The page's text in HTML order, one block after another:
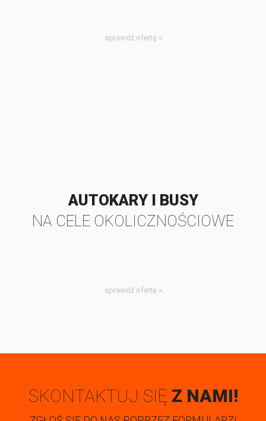
sprawdź ofertę »
AUTOKARY I BUSY
NA CELE OKOLICZNOŚCIOWE
sprawdź ofertę »
SKONTAKTUJ SIĘ Z NAMI!